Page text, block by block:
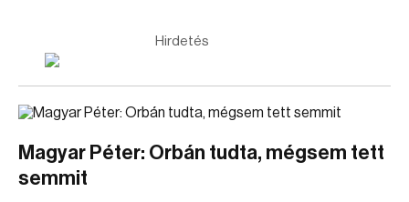
Hirdetés
Magyar Péter: Orbán tudta, mégsem tett
semmit